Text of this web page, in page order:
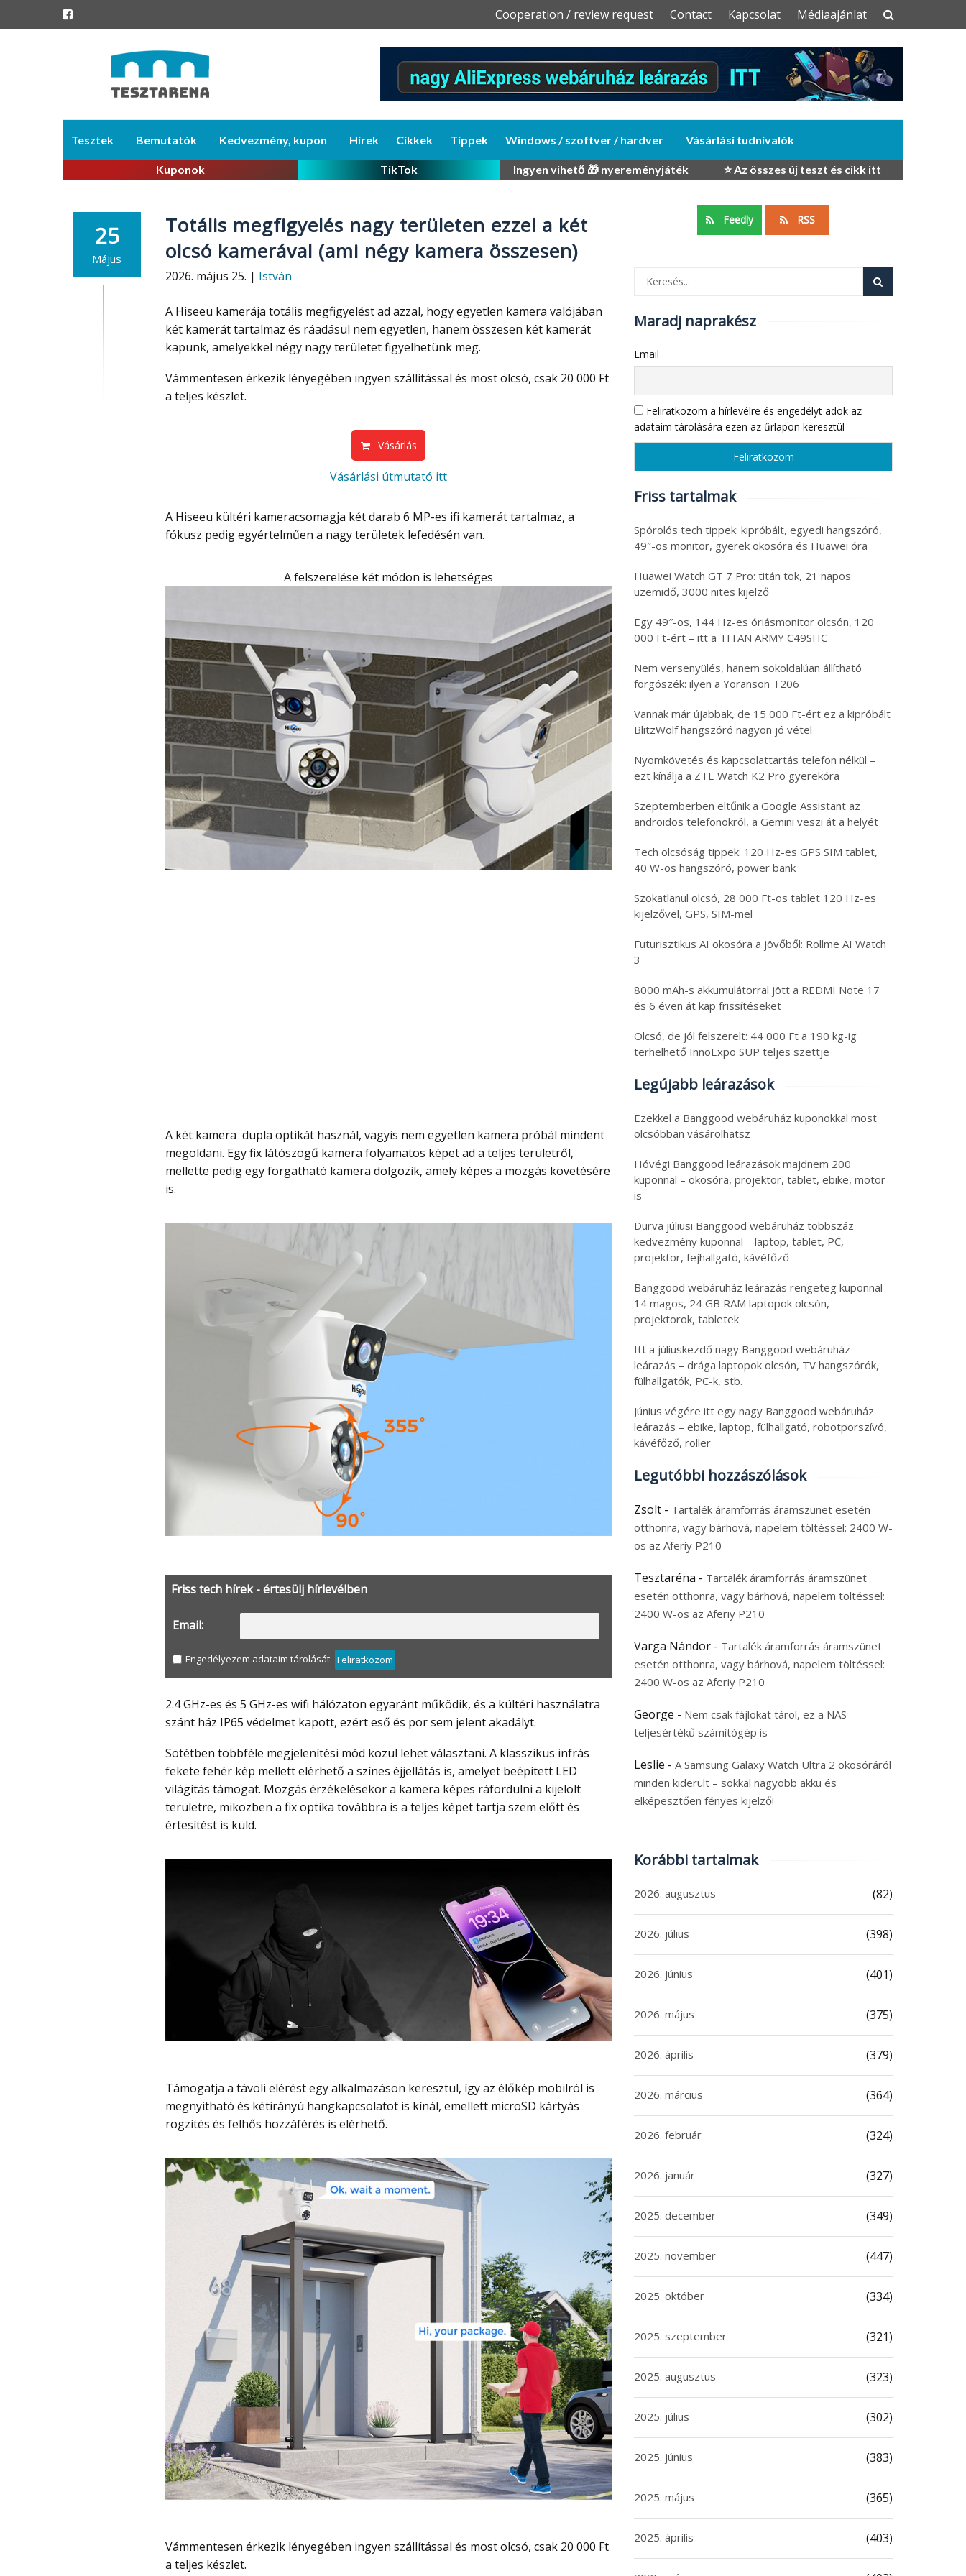
Skip
Cooperation / review request Contact Kapcsolat Médiaajánlat
content
Tesztek Bemutatók Kedvezmény, kupon Hírek Cikkek Tippek Windows / szoftver / hardver Vásárlási tudnivalók
Kuponok TikTok Ingyen vihető 🎁 nyereményjáték ⭐ Az összes új teszt és cikk itt
25
Május
Totális megfigyelés nagy területen ezzel a két
olcsó kamerával (ami négy kamera összesen)
2026. május 25. | István
A Hiseeu kamerája totális megfigyelést ad azzal, hogy egyetlen kamera valójában
két kamerát tartalmaz és ráadásul nem egyetlen, hanem összesen két kamerát
kapunk, amelyekkel négy nagy területet figyelhetünk meg.
Vámmentesen érkezik lényegében ingyen szállítással és most olcsó, csak 20 000 Ft
a teljes készlet.
Vásárlás
Vásárlási útmutató itt
A Hiseeu kültéri kameracsomagja két darab 6 MP-es ifi kamerát tartalmaz, a
fókusz pedig egyértelműen a nagy területek lefedésén van.
A felszerelése két módon is lehetséges
A két kamera dupla optikát használ, vagyis nem egyetlen kamera próbál mindent
megoldani. Egy fix látószögű kamera folyamatos képet ad a teljes területről,
mellette pedig egy forgatható kamera dolgozik, amely képes a mozgás követésére
is.
Friss tech hírek - értesülj hírlevélben
Email:
Engedélyezem adataim tárolását Feliratkozom
2.4 GHz-es és 5 GHz-es wifi hálózaton egyaránt működik, és a kültéri használatra
szánt ház IP65 védelmet kapott, ezért eső és por sem jelent akadályt.
Sötétben többféle megjelenítési mód közül lehet választani. A klasszikus infrás
fekete fehér kép mellett elérhető a színes éjjellátás is, amelyet beépített LED
világítás támogat. Mozgás érzékelésekor a kamera képes ráfordulni a kijelölt
területre, miközben a fix optika továbbra is a teljes képet tartja szem előtt és
értesítést is küld.
Támogatja a távoli elérést egy alkalmazáson keresztül, így az élőkép mobilról is
megnyitható és kétirányú hangkapcsolatot is kínál, emellett microSD kártyás
rögzítés és felhős hozzáférés is elérhető.
Vámmentesen érkezik lényegében ingyen szállítással és most olcsó, csak 20 000 Ft
a teljes készlet.
Feedly RSS
Maradj naprakész
Email
Feliratkozom a hírlevélre és engedélyt adok az
adataim tárolására ezen az űrlapon keresztül
Friss tartalmak
Spórolós tech tippek: kipróbált, egyedi hangszóró,
49″-os monitor, gyerek okosóra és Huawei óra
Huawei Watch GT 7 Pro: titán tok, 21 napos
üzemidő, 3000 nites kijelző
Egy 49″-os, 144 Hz-es óriásmonitor olcsón, 120
000 Ft-ért – itt a TITAN ARMY C49SHC
Nem versenyülés, hanem sokoldalúan állítható
forgószék: ilyen a Yoranson T206
Vannak már újabbak, de 15 000 Ft-ért ez a kipróbált
BlitzWolf hangszóró nagyon jó vétel
Nyomkövetés és kapcsolattartás telefon nélkül –
ezt kínálja a ZTE Watch K2 Pro gyerekóra
Szeptemberben eltűnik a Google Assistant az
androidos telefonokról, a Gemini veszi át a helyét
Tech olcsóság tippek: 120 Hz-es GPS SIM tablet,
40 W-os hangszóró, power bank
Szokatlanul olcsó, 28 000 Ft-os tablet 120 Hz-es
kijelzővel, GPS, SIM-mel
Futurisztikus AI okosóra a jövőből: Rollme AI Watch
3
8000 mAh-s akkumulátorral jött a REDMI Note 17
és 6 éven át kap frissítéseket
Olcsó, de jól felszerelt: 44 000 Ft a 190 kg-ig
terhelhető InnoExpo SUP teljes szettje
Legújabb leárazások
Ezekkel a Banggood webáruház kuponokkal most
olcsóbban vásárolhatsz
Hóvégi Banggood leárazások majdnem 200
kuponnal – okosóra, projektor, tablet, ebike, motor
is
Durva júliusi Banggood webáruház többszáz
kedvezmény kuponnal – laptop, tablet, PC,
projektor, fejhallgató, kávéfőző
Banggood webáruház leárazás rengeteg kuponnal –
14 magos, 24 GB RAM laptopok olcsón,
projektorok, tabletek
Itt a júliuskezdő nagy Banggood webáruház
leárazás – drága laptopok olcsón, TV hangszórók,
fülhallgatók, PC-k, stb.
Június végére itt egy nagy Banggood webáruház
leárazás – ebike, laptop, fülhallgató, robotporszívó,
kávéfőző, roller
Legutóbbi hozzászólások
Zsolt - Tartalék áramforrás áramszünet esetén
otthonra, vagy bárhová, napelem töltéssel: 2400 W-
os az Aferiy P210
Tesztaréna - Tartalék áramforrás áramszünet
esetén otthonra, vagy bárhová, napelem töltéssel:
2400 W-os az Aferiy P210
Varga Nándor - Tartalék áramforrás áramszünet
esetén otthonra, vagy bárhová, napelem töltéssel:
2400 W-os az Aferiy P210
George - Nem csak fájlokat tárol, ez a NAS
teljesértékű számítógép is
Leslie - A Samsung Galaxy Watch Ultra 2 okosóráról
minden kiderült – sokkal nagyobb akku és
elképesztően fényes kijelző!
Korábbi tartalmak
2026. augusztus (82)
2026. július (398)
2026. június (401)
2026. május (375)
2026. április (379)
2026. március (364)
2026. február (324)
2026. január (327)
2025. december (349)
2025. november (447)
2025. október (334)
2025. szeptember (321)
2025. augusztus (323)
2025. július (302)
2025. június (383)
2025. május (365)
2025. április (403)